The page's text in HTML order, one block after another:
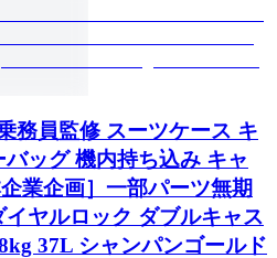
務員監修 スーツケース キ
ッグ 機内持ち込み キャ
業企画］一部パーツ無期
ヤルロック ダブルキャス
37L シャンパンゴールド